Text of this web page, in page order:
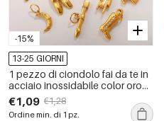
-15%
13-25 GIORNI
1 pezzo di ciondolo fai da te in
acciaio inossidabile color oro
impermeabile
€1,09 €1,28
Ordine min. di 1 pz.